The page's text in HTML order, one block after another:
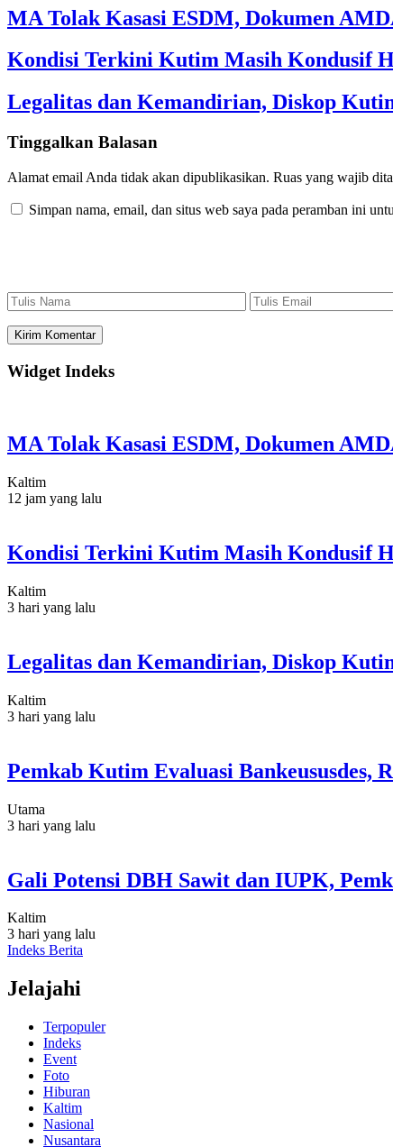
MA Tolak Kasasi ESDM, Dokumen
Kondisi Terkini Kutim Masih Kondusif
Legalitas dan Kemandirian, Diskop
Tinggalkan Balasan
Alamat email Anda tidak akan dipublikasikan. Ruas yang wajib
Simpan nama, email, dan situs web saya pada peramban ini
Widget Indeks
MA Tolak Kasasi ESDM, Dokumen
Kaltim
12 jam yang lalu
Kondisi Terkini Kutim Masih Kondusif
Kaltim
3 hari yang lalu
Legalitas dan Kemandirian, Diskop
Kaltim
3 hari yang lalu
Pemkab Kutim Evaluasi Bankeususdes,
Utama
3 hari yang lalu
Gali Potensi DBH Sawit dan IUPK,
Kaltim
3 hari yang lalu
Indeks Berita
Jelajahi
Terpopuler
Indeks
Event
Foto
Hiburan
Kaltim
Nasional
Nusantara